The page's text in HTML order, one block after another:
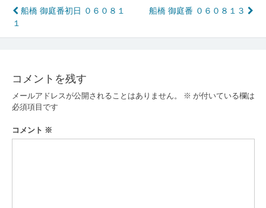
投
稿
ビ
ゲ
ー
シ
船橋 御庭番初日 ０６０８１
１
船橋 御庭番 ０６０８１３
コメントを残す
メールアドレスが公開されることはありません。 ※ が付いている欄は
必須項目です
コメント ※